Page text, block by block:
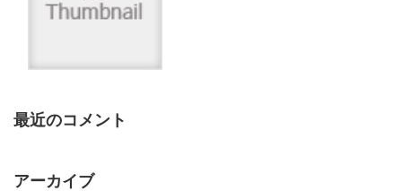
最近のコメント
アーカイブ